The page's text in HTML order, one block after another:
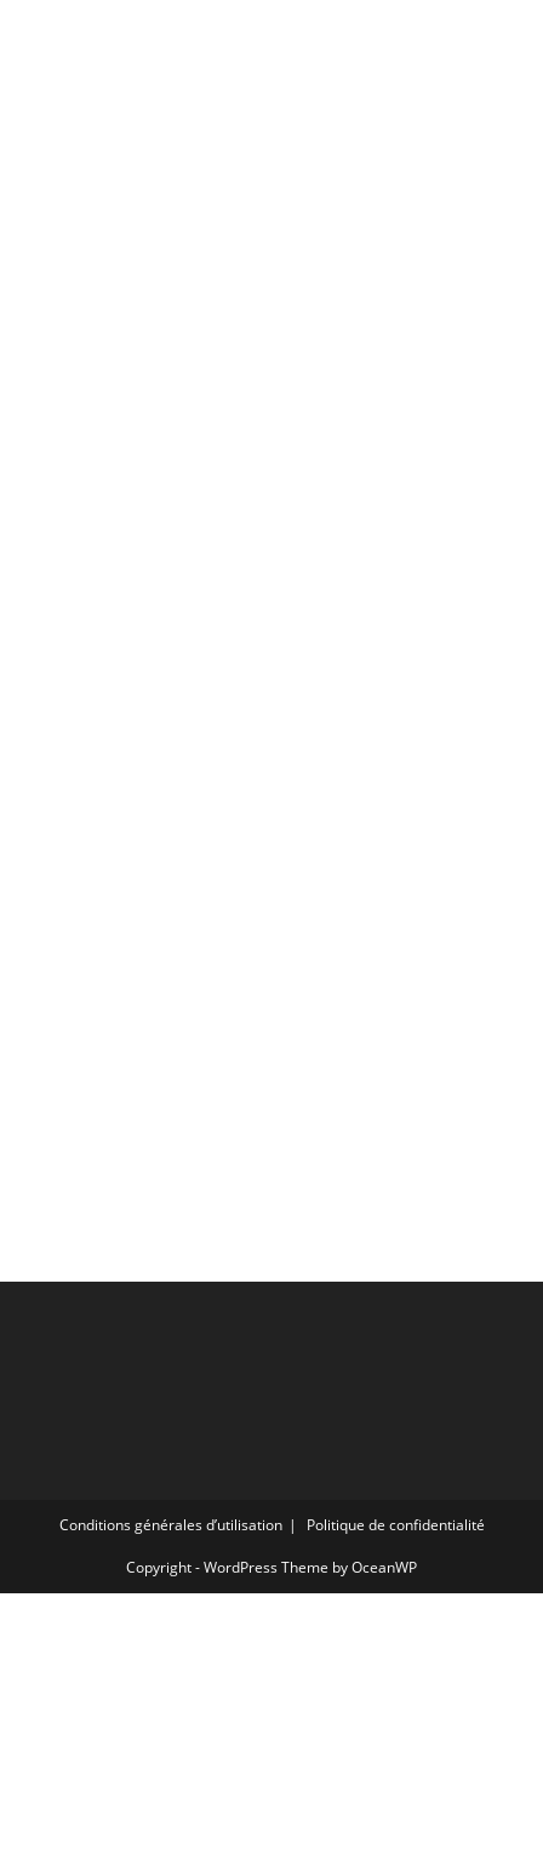
Conditions générales d’utilisation Politique de confidentialité
Copyright - WordPress Theme by OceanWP